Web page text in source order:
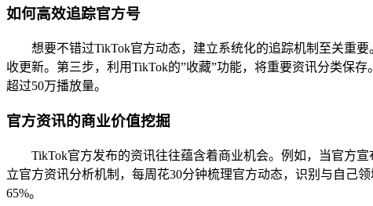
如何高效追踪官方号
想要不错过TikTok官方动态，建立系统化的追踪机制至关重
收更新。第三步，利用TikTok的”收藏”功能，将重要资讯分类保
超过50万播放量。
官方资讯的商业价值挖掘
TikTok官方发布的资讯往往蕴含着商业机会。例如，当官方
立官方资讯分析机制，每周花30分钟梳理官方动态，识别与自己
65%。